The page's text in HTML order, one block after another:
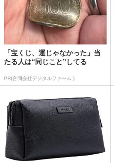
「宝くじ、運じゃなかった」当
たる人は“同じこと”してる
PR(合同会社デジタルファーム )